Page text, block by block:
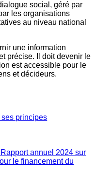
social, géré par
les organisations
au niveau national
une information
précise. Il doit devenir le
est accessible pour le
et décideurs.
ses principes
Rapport annuel 2024 sur
le financement du